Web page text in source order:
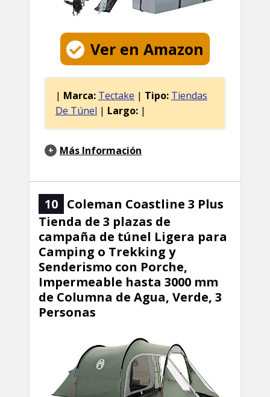
Ver en Amazon
| Marca: Tectake | Tipo: Tiendas
De Túnel | Largo: |
Más Información
10 Coleman Coastline 3 Plus
Tienda de 3 plazas de
campaña de túnel Ligera para
Camping o Trekking y
Senderismo con Porche,
Impermeable hasta 3000 mm
de Columna de Agua, Verde, 3
Personas